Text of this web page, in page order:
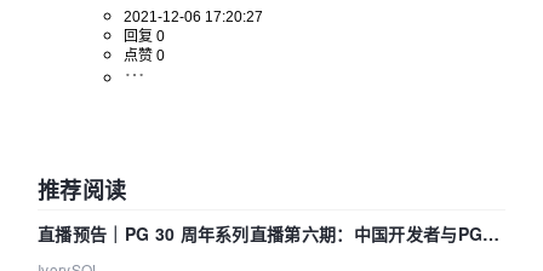
2021-12-06 17:20:27
回复 0
点赞 0
推荐阅读
直播预告｜PG 30 周年系列直播第六期：中国开发者与PG内